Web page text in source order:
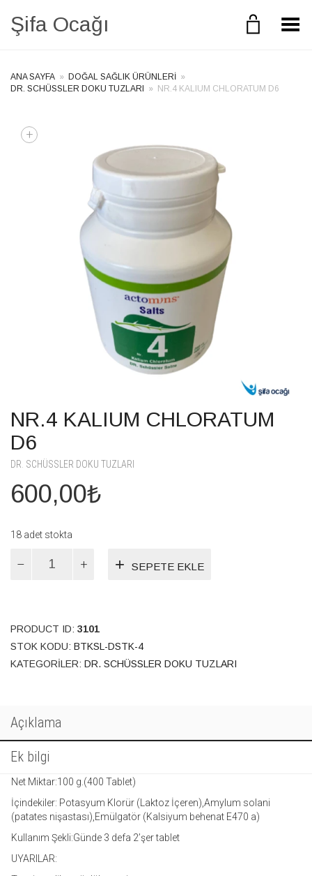
Şifa Ocağı Toggle Menu
ANA SAYFA » DOĞAL SAĞLIK ÜRÜNLERI »
DR. SCHÜSSLER DOKU TUZLARI
» NR.4 KALIUM CHLORATUM D6
+
NR.4 KALIUM CHLORATUM
D6
DR. SCHÜSSLER DOKU TUZLARI
600,00₺
18 adet stokta
SEPETE EKLE
PRODUCT ID: 3101
STOK KODU: BTKSL-DSTK-4
KATEGORILER: DR. SCHÜSSLER DOKU TUZLARI
Açıklama
Ek bilgi
Net Miktar:100 g.(400 Tablet)
İçindekiler: Potasyum Klorür (Laktoz İçeren),Amylum solani
(patates nişastası),Emülgatör (Kalsiyum behenat E470 a)
Kullanım Şekli:Günde 3 defa 2’şer tablet
UYARILAR: